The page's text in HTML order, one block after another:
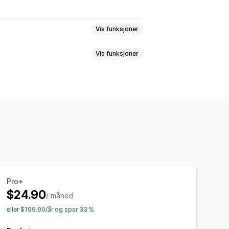
Vis funksjoner
Skjemagrenser
Vis funksjoner
Kundesegmenter
Pro+
$24.90/ måned
eller $199.90/år og spar 33 %